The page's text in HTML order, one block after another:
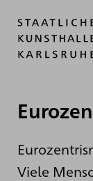
Viele